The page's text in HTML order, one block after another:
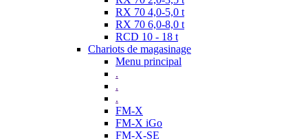
RX 70 4,0-5,0 t
RX 70 6,0-8,0 t
RCD 10 - 18 t
Chariots de magasinage
Menu principal
.
.
.
FM-X
FM-X iGo
FM-X-SE